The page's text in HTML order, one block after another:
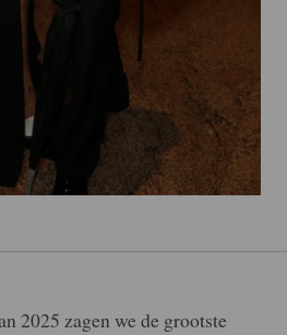
2025 zagen we de grootste